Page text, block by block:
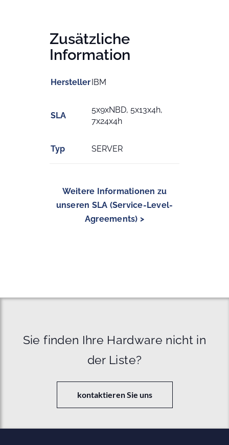
Zusätzliche
Information
HerstellerIBM
SLA
5x9xNBD, 5x13x4h,
7x24x4h
Typ SERVER
Weitere Informationen zu
unseren SLA (Service-Level-
Agreements) >
Sie finden Ihre Hardware nicht in
der Liste?
kontaktieren Sie uns